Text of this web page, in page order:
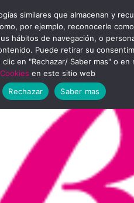
similares que almacenan y
por ejemplo, reconocerle
hábitos de navegación, o
Puede retirar su
en "Rechazar/ Saber mas" o en
en este sitio web
Rechazar Saber mas